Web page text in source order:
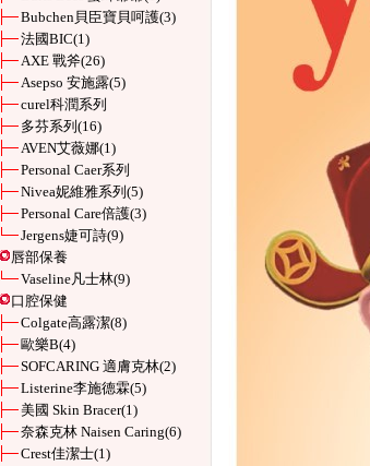
Bubchen貝臣寶貝呵護(3)
法國BIC(1)
AXE 戰斧(26)
Asepso 安施露(5)
curel科潤系列
多芬系列 (16)
AVEN艾薇娜(1)
Personal Caer系列
Nivea妮維雅系列 (5)
Personal Care倍護(3)
Jergens婕可詩(9)
唇部保養
Vaseline凡士林(9)
口腔保健
Colgate高露潔(8)
歐樂B(4)
SOFCARING 適膚克林(2)
Listerine李施德霖(5)
美國 Skin Bracer(1)
奈森克林 Naisen Caring(6)
Crest佳潔士(1)